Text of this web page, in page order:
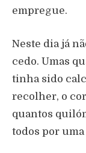
empregue.
Neste dia já
cedo. Umas
tinha sido
recolher, o
quantos
todos por uma